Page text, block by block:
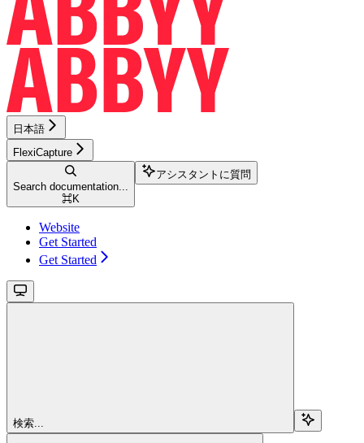
日本語
FlexiCapture
Search documentation...
⌘K
アシスタントに質問
Website
Get Started
Get Started
検索...